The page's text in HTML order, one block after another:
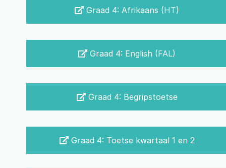
Graad 4: Afrikaans (HT)
Graad 4: English (FAL)
Graad 4: Begripstoetse
Graad 4: Toetse kwartaal 1 en 2